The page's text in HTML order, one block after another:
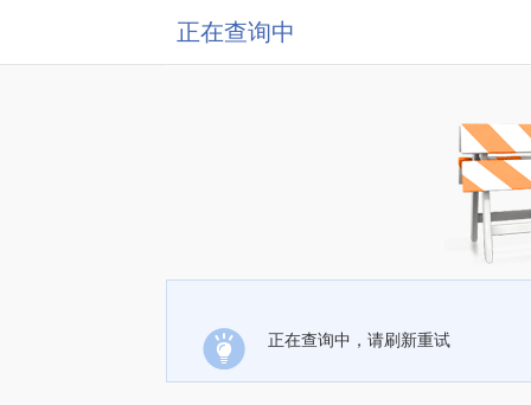
正在查询中
正在查询中，请刷新重试